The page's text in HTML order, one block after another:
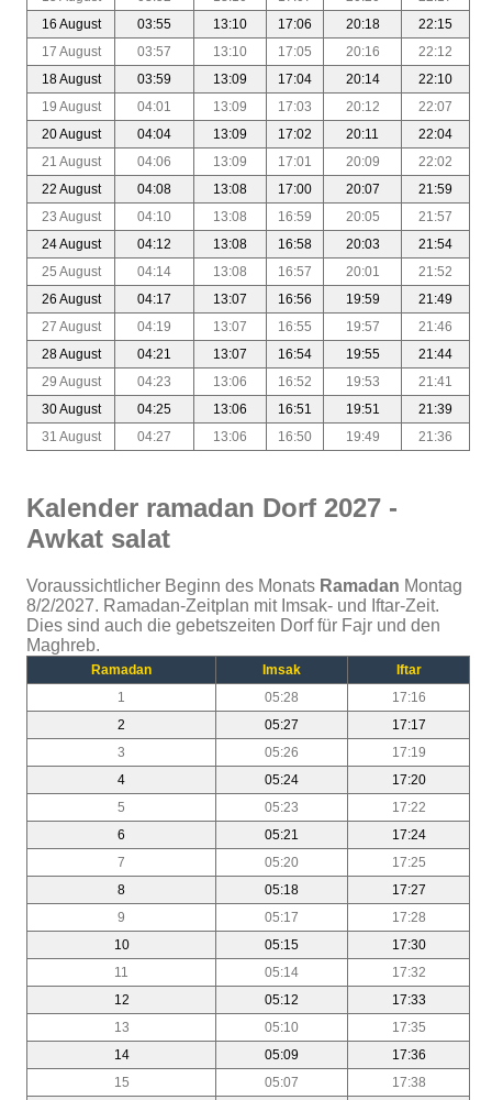
16 August
03:55 13:10 17:06 20:18
22:15
17 August
03:57 13:10 17:05 20:16
22:12
18 August
03:59 13:09 17:04 20:14
22:10
19 August
04:01 13:09 17:03 20:12
22:07
20 August
04:04 13:09 17:02 20:11
22:04
21 August
04:06 13:09 17:01 20:09
22:02
22 August
04:08 13:08 17:00 20:07
21:59
23 August
04:10 13:08 16:59 20:05
21:57
24 August
04:12 13:08 16:58 20:03
21:54
25 August
04:14 13:08 16:57 20:01
21:52
26 August
04:17 13:07 16:56 19:59
21:49
27 August
04:19 13:07 16:55 19:57
21:46
28 August
04:21 13:07 16:54 19:55
21:44
29 August
04:23 13:06 16:52 19:53
21:41
30 August
04:25 13:06 16:51 19:51
21:39
31 August
04:27 13:06 16:50 19:49 21:36
Kalender ramadan Dorf 2027 -
Awkat salat
Voraussichtlicher Beginn des Monats Ramadan Montag
8/2/2027. Ramadan-Zeitplan mit Imsak- und Iftar-Zeit.
Dies sind auch die gebetszeiten Dorf für Fajr und den
Maghreb.
Ramadan Imsak
Iftar
1
05:28
17:16
2
05:27
17:17
3
05:26
17:19
4
05:24
17:20
5
05:23
17:22
6
05:21
17:24
7
05:20
17:25
8
05:18
17:27
9
05:17
17:28
10
05:15
17:30
11
05:14
17:32
12
05:12
17:33
13
05:10
17:35
14
05:09
17:36
15
05:07
17:38